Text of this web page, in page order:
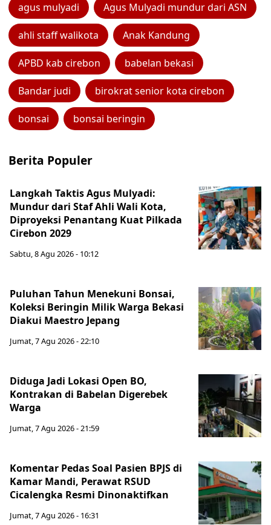
agus mulyadi Agus Mulyadi mundur dari ASN
ahli staff walikota Anak Kandung
APBD kab cirebon babelan bekasi
Bandar judi birokrat senior kota cirebon
bonsai bonsai beringin
Berita Populer
Langkah Taktis Agus Mulyadi:
Mundur dari Staf Ahli Wali Kota,
Diproyeksi Penantang Kuat Pilkada
Cirebon 2029
Sabtu, 8 Agu 2026 - 10:12
Puluhan Tahun Menekuni Bonsai,
Koleksi Beringin Milik Warga Bekasi
Diakui Maestro Jepang
Jumat, 7 Agu 2026 - 22:10
Diduga Jadi Lokasi Open BO,
Kontrakan di Babelan Digerebek
Warga
Jumat, 7 Agu 2026 - 21:59
Komentar Pedas Soal Pasien BPJS di
Kamar Mandi, Perawat RSUD
Cicalengka Resmi Dinonaktifkan
Jumat, 7 Agu 2026 - 16:31